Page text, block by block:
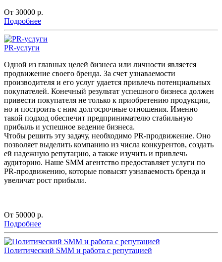
От 30000 р.
Подробнее
PR-услуги
Одной из главных целей бизнеса или личности является
продвижение своего бренда. За счет узнаваемости
производителя и его услуг удается привлечь потенциальных
покупателей. Конечный результат успешного бизнеса должен
привести покупателя не только к приобретению продукции,
но и построить с ним долгосрочные отношения. Именно
такой подход обеспечит предпринимателю стабильную
прибыль и успешное ведение бизнеса.
Чтобы решить эту задачу, необходимо PR-продвижение. Оно
позволяет выделить компанию из числа конкурентов, создать
ей надежную репутацию, а также изучить и привлечь
аудиторию. Наше SMM агентство предоставляет услуги по
PR-продвижению, которые повысят узнаваемость бренда и
увеличат рост прибыли.
От 50000 р.
Подробнее
Политический SMM и работа с репутацией